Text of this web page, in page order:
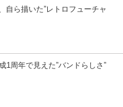
ら描いた”レトロフューチャ
1周年で見えた”バンドらしさ”